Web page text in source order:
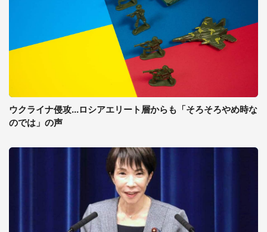
ウクライナ侵攻...ロシアエリート層からも「そろそろやめ時な
のでは」の声